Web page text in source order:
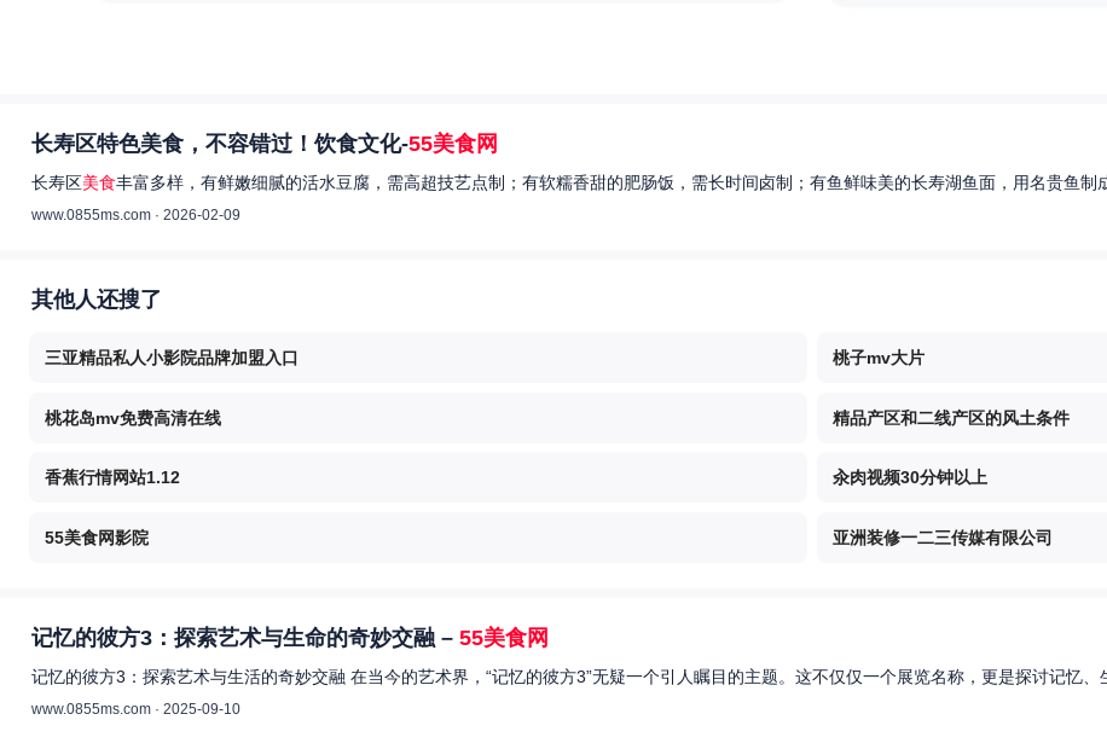
长寿区特色美食，不容错过！饮食文化-55美食网
长寿区美食丰富多样，有鲜嫩细腻的活水豆腐，需高超技艺点制；有软糯香甜的肥肠饭，需长时间卤制；有鱼鲜味美的长寿湖鱼面，用名贵鱼
www.0855ms.com · 2026-02-09
其他人还搜了
三亚精品私人小影院品牌加盟入口 桃子mv大片
桃花岛mv免费高清在线 精品产区和二线产区的风土条件
香蕉行情网站1.12 汆肉视频30分钟以上
55美食网影院 亚洲装修一二三传媒有限公司
记忆的彼方3：探索艺术与生命的奇妙交融 – 55美食网
记忆的彼方3：探索艺术与生活的奇妙交融 在当今的艺术界，“记忆的彼方3”无疑一个引人瞩目的主题。这不仅仅一个展览名称，更是探讨记忆
www.0855ms.com · 2025-09-10